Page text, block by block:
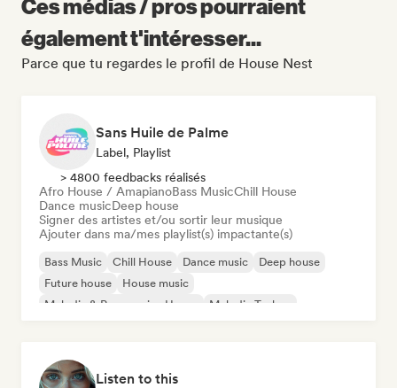
Ces médias / pros pourraient
également t'intéresser...
Parce que tu regardes le profil de House Nest
Sans Huile de Palme
Label, Playlist
> 4800 feedbacks réalisés
Afro House / AmapianoBass MusicChill House
Dance musicDeep house
Signer des artistes et/ou sortir leur musique
Ajouter dans ma/mes playlist(s) impactante(s)
Bass Music Chill House Dance music
Deep house
Future house
House music
Melodic & Progressive House
Melodic Techno
Listen to this